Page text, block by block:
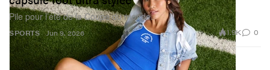
SPORTS
Pile pour l’été de la Coupe du monde.
Jun 9, 2026 1.9K 0